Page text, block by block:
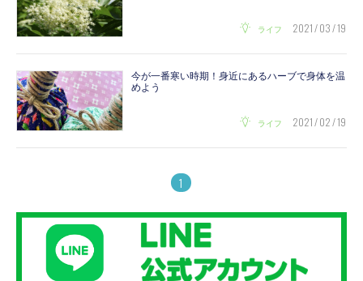
ライフ 2021 / 03 / 19
今が一番寒い時期！身近にあるハーブで身体を温
めよう
ライフ 2021 / 02 / 19
1